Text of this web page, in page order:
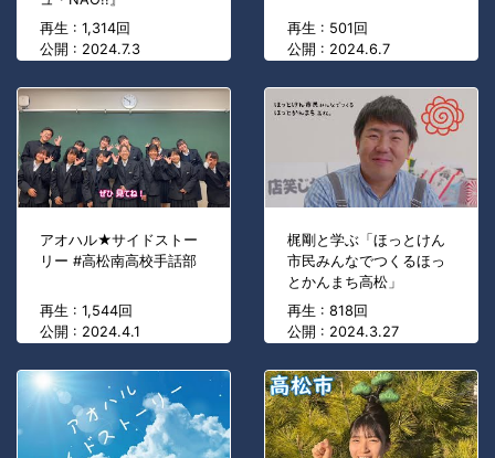
再生 : 1,314回
公開 : 2024.7.3
再生 : 501回
公開 : 2024.6.7
アオハル★サイドストー
リー #高松南高校手話部
再生 : 1,544回
公開 : 2024.4.1
梶剛と学ぶ「ほっとけん
市民みんなでつくるほっ
とかんまち高松」
再生 : 818回
公開 : 2024.3.27